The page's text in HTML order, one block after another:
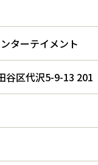
ターテイメント
谷区代沢5-9-13 201